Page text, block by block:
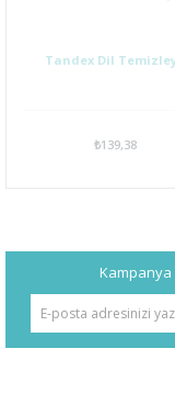
Tandex Dil
₺139,38